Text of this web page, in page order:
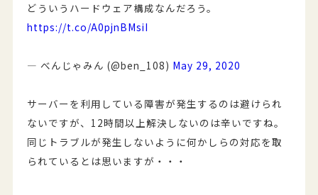
どういうハードウェア構成なんだろう。
https://t.co/A0pjnBMsiI
— べんじゃみん (@ben_108) May 29, 2020
サーバーを利用している障害が発生するのは避けられ
ないですが、12時間以上解決しないのは辛いですね。
同じトラブルが発生しないように何かしらの対応を取
られているとは思いますが・・・